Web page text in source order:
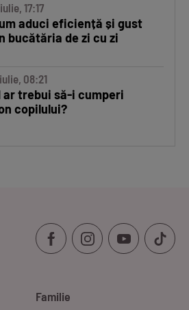
17:17
aduci eficiență și gust
bucătăria de zi cu zi
08:21
ar trebui să-i cumperi
copilului?
Familie